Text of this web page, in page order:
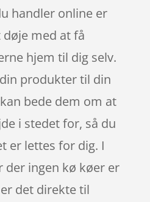
handler online er
med at få
hjem til dig selv.
produkter til din
bede dem om at
i stedet for, så du
er lettes for dig. I
der ingen kø køer er
det direkte til